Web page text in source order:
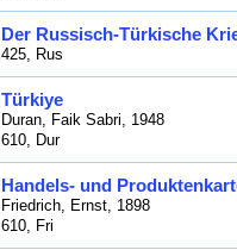
Der Russisch-Türkische
425, Rus
Türkiye
Duran, Faik Sabri, 1948
610, Dur
Handels- und
Friedrich, Ernst, 1898
610, Fri